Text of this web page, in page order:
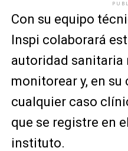
Con su equipo
Inspi colaborará
autoridad sanitaria
monitorear y, en
cualquier caso
que se registre en
instituto.